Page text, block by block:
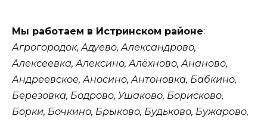
Мы работаем в Истринском районе:
Агрогородок, Адуево, Александрово,
Алексеевка, Алексино, Алёхново, Ананово,
Андреевское, Аносино, Антоновка, Бабкино,
Берёзовка, Бодрово, Ушаково, Борисково,
Борки, Бочкино, Брыково, Будьково, Бужарово,